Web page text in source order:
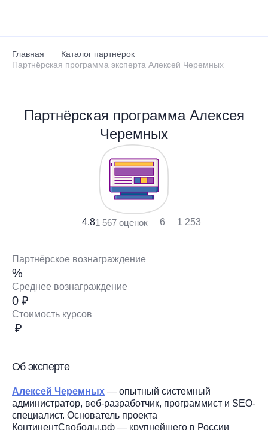
Главная
Каталог партнёрок
Партнёрская программа эксперта Алексей Черемных
Партнёрская программа Алексея
Черемных
4.81 567 оценок 6 1 253
Партнёрское вознаграждение
%
Среднее вознаграждение
0 ₽
Стоимость курсов
₽
Об эксперте
Алексей Черемных — опытный системный
администратор, веб-разработчик, программист и SEO-
специалист. Основатель проекта
КонтинентСвободы.рф — крупнейшего в России